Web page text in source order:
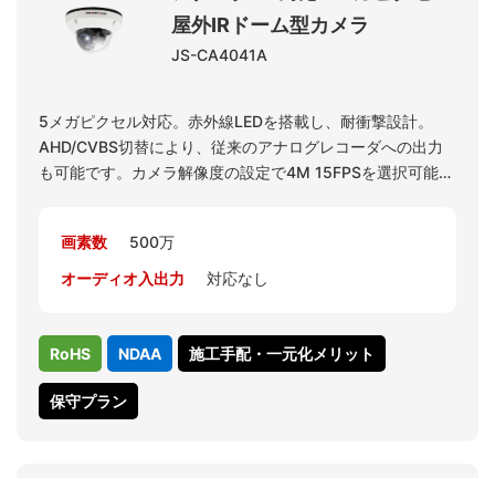
屋外IRドーム型カメラ
JS-CA4041A
5メガピクセル対応。赤外線LEDを搭載し、耐衝撃設計。
AHD/CVBS切替により、従来のアナログレコーダへの出力
も可能です。カメラ解像度の設定で4M 15FPSを選択可能で
画素数
500万
オーディオ入出力
対応なし
RoHS NDAA 施工手配・一元化メリット
保守プラン